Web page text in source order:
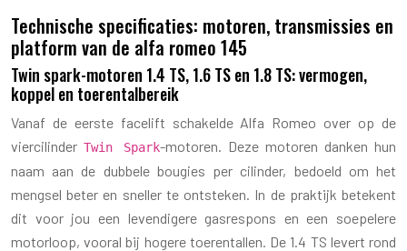
Technische specificaties: motoren, transmissies en
platform van de alfa romeo 145
Twin spark-motoren 1.4 TS, 1.6 TS en 1.8 TS: vermogen,
koppel en toerentalbereik
Vanaf de eerste facelift schakelde Alfa Romeo over op de
viercilinder Twin Spark-motoren. Deze motoren danken hun
naam aan de dubbele bougies per cilinder, bedoeld om het
mengsel beter en sneller te ontsteken. In de praktijk betekent
dit voor jou een levendigere gasrespons en een soepelere
motorloop, vooral bij hogere toerentallen. De 1.4 TS levert rond